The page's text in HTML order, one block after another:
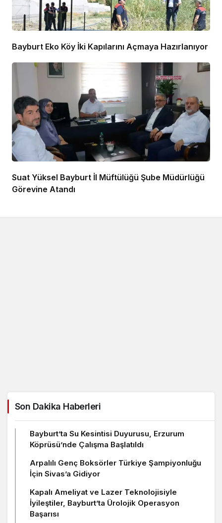
Bayburt Eko Köy İki Kapılarını Açmaya Hazırlanıyor
Suat Yüksel Bayburt İl Müftülüğü Şube Müdürlüğü
Görevine Atandı
Son Dakika Haberleri
Bayburt’ta Su Kesintisi Duyurusu, Erzurum
Köprüsü’nde Çalışma Başlatıldı
Arpalılı Genç Boksörler Türkiye Şampiyonluğu
İçin Sivas’a Gidiyor
Kapalı Ameliyat ve Lazer Teknolojisiyle
İyileştiler, Bayburt’ta Ürolojik Operasyon
Başarısı